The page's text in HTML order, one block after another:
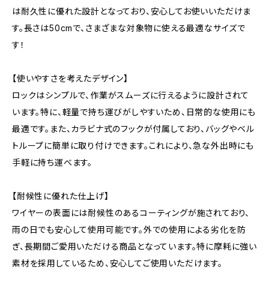
は耐久性に優れた設計となっており、安心してお使いいただけま
す。長さは50cmで、さまざまな対象物に使える最適なサイズで
す！
【使いやすさを考えたデザイン】
ロックはシンプルで、作業がスムーズに行えるように設計されて
います。特に、軽量で持ち運びがしやすいため、日常的な使用にも
最適です。また、カラビナ式のフックが付属しており、バッグやベル
トループに簡単に取り付けできます。これにより、急な外出時にも
手軽に持ち運べます。
【耐候性に優れた仕上げ】
ワイヤーの表面には耐候性のあるコーティングが施されており、
雨の日でも安心して使用可能です。外での使用による劣化を防
ぎ、長期間ご愛用いただける商品となっています。特に摩耗に強い
素材を採用しているため、安心してご使用いただけます。